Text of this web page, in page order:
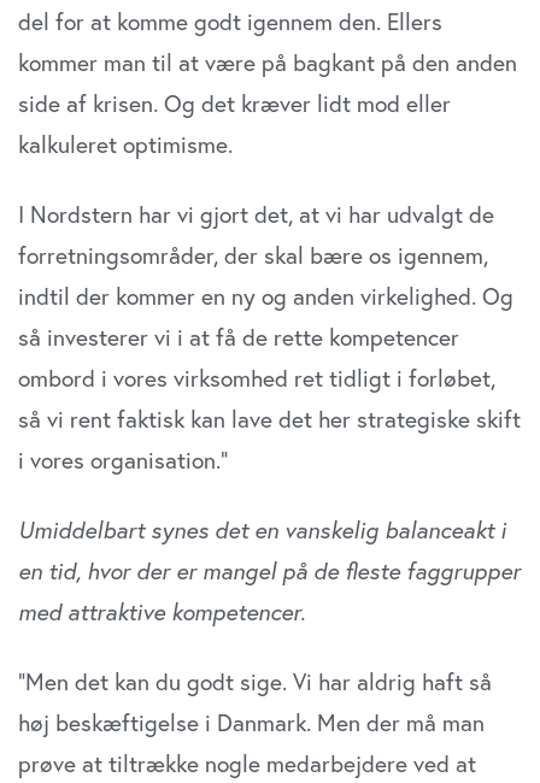
del for at komme godt igennem den. Ellers
kommer man til at være på bagkant på den anden
side af krisen. Og det kræver lidt mod eller
kalkuleret optimisme.
I Nordstern har vi gjort det, at vi har udvalgt de
forretningsområder, der skal bære os igennem,
indtil der kommer en ny og anden virkelighed. Og
så investerer vi i at få de rette kompetencer
ombord i vores virksomhed ret tidligt i forløbet,
så vi rent faktisk kan lave det her strategiske skift
i vores organisation.”
Umiddelbart synes det en vanskelig balanceakt i
en tid, hvor der er mangel på de fleste faggrupper
med attraktive kompetencer.
”Men det kan du godt sige. Vi har aldrig haft så
høj beskæftigelse i Danmark. Men der må man
prøve at tiltrække nogle medarbejdere ved at